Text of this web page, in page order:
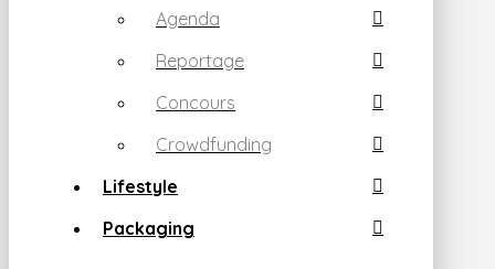
Agenda
Reportage
Concours
Crowdfunding
Lifestyle
Packaging